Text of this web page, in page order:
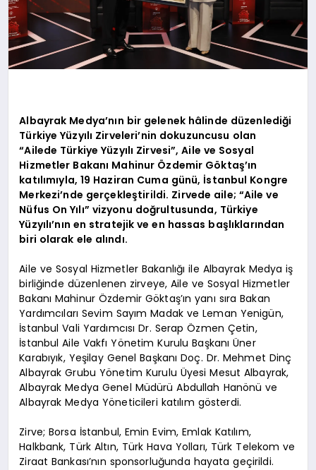
Albayrak Medya’nın bir gelenek hâlinde düzenlediği
Türkiye Yüzyılı Zirveleri’nin dokuzuncusu olan
“Ailede Türkiye Yüzyılı Zirvesi”, Aile ve Sosyal
Hizmetler Bakanı Mahinur Özdemir Göktaş’ın
katılımıyla, 19 Haziran Cuma günü, İstanbul Kongre
Merkezi’nde gerçekleştirildi. Zirvede aile; “Aile ve
Nüfus On Yılı” vizyonu doğrultusunda, Türkiye
Yüzyılı’nın en stratejik ve en hassas başlıklarından
biri olarak ele alındı.
Aile ve Sosyal Hizmetler Bakanlığı ile Albayrak Medya iş
birliğinde düzenlenen zirveye, Aile ve Sosyal Hizmetler
Bakanı Mahinur Özdemir Göktaş’ın yanı sıra Bakan
Yardımcıları Sevim Sayım Madak ve Leman Yenigün,
İstanbul Vali Yardımcısı Dr. Serap Özmen Çetin,
İstanbul Aile Vakfı Yönetim Kurulu Başkanı Üner
Karabıyık, Yeşilay Genel Başkanı Doç. Dr. Mehmet Dinç
Albayrak Grubu Yönetim Kurulu Üyesi Mesut Albayrak,
Albayrak Medya Genel Müdürü Abdullah Hanönü ve
Albayrak Medya Yöneticileri katılım gösterdi.
Zirve; Borsa İstanbul, Emin Evim, Emlak Katılım,
Halkbank, Türk Altın, Türk Hava Yolları, Türk Telekom ve
Ziraat Bankası’nın sponsorluğunda hayata geçirildi.